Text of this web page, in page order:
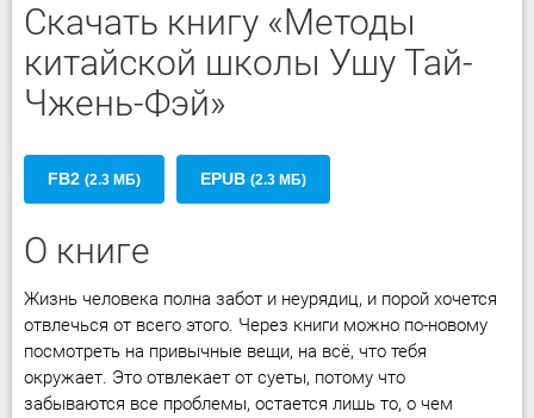
Скачать книгу «Методы
китайской школы Ушу Тай-
Чжень-Фэй»
FB2 (2.3 МБ) EPUB (2.3 МБ)
О книге
Жизнь человека полна забот и неурядиц, и порой хочется
отвлечься от всего этого. Через книги можно по-новому
посмотреть на привычные вещи, на всё, что тебя
окружает. Это отвлекает от суеты, потому что
забываются все проблемы, остается лишь то, о чем